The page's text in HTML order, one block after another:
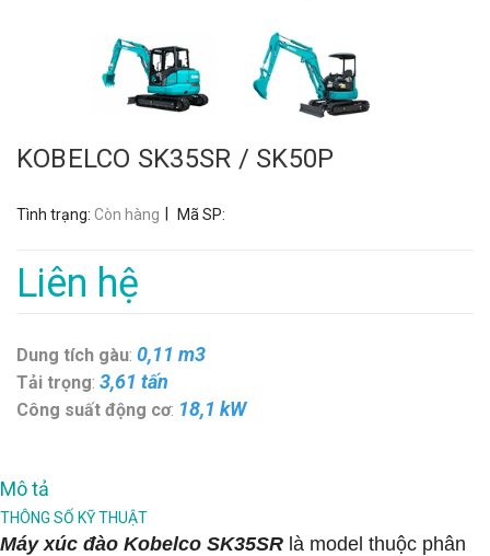
KOBELCO SK35SR / SK50P
Tình trạng: Còn hàng Mã SP:
Liên hệ
Dung tích gàu: 0,11 m3
Tải trọng: 3,61 tấn
Công suất động cơ: 18,1 kW
Mô tả
THÔNG SỐ KỸ THUẬT
Máy xúc đào Kobelco SK35SR là model thuộc phân